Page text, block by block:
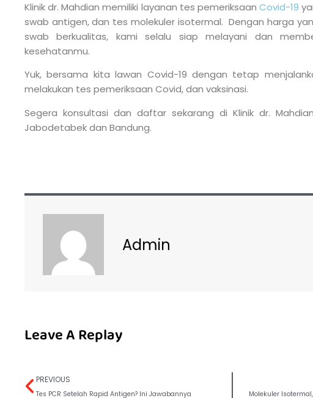
Klinik dr. Mahdian memiliki layanan tes pemeriksaanCovid-19
swab antigen, dan tes molekuler isotermal. Dengan harga
swab berkualitas, kami selalu siap melayani dan
kesehatanmu.
Yuk, bersama kita lawan Covid-19 dengan tetap
melakukan tes pemeriksaan Covid, dan vaksinasi.
Segera konsultasi dan daftar sekarang di Klinik dr.
Jabodetabek dan Bandung.
Admin
Leave A Replay
PREVIOUS
Tes PCR SeteIah Rapid Antigen? Ini Jawabannya Molekuler